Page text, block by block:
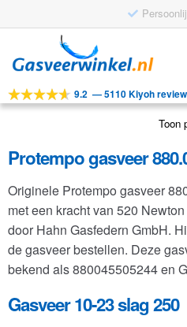
door
navigatie
naar
inhoud
Tools
Toepassingen
Klantenservice
FAQ
9.2 —5110 Kiyoh
Toon
Protempo gasveer
Originele Protempo gasveer
met een kracht van 520
door Hahn Gasfedern GmbH.
de gasveer bestellen. Deze
bekend als 880045505244 en
Gasveer 10-23 slag 250